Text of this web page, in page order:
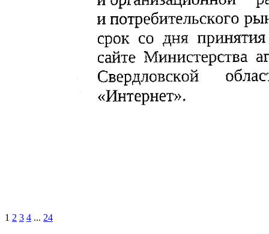
1 2 3 4 ... 24